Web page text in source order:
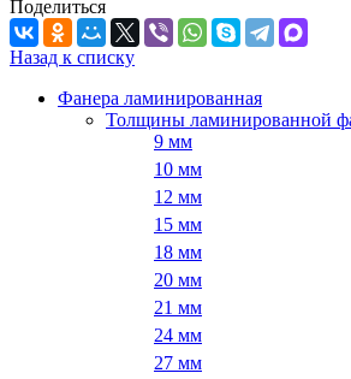
Поделиться
Назад к списку
Фанера ламинированная
Толщины ламинированной
9 мм
10 мм
12 мм
15 мм
18 мм
20 мм
21 мм
24 мм
27 мм